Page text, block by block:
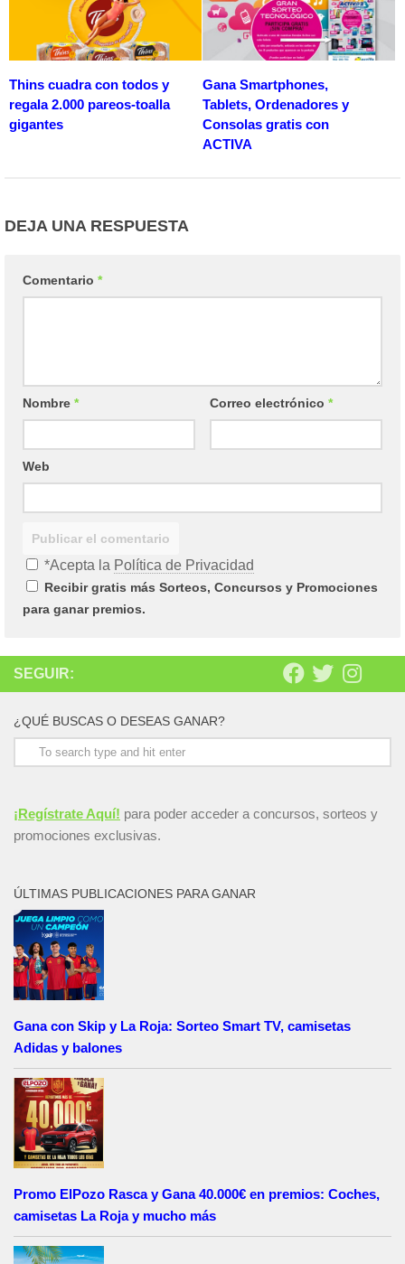
Thins cuadra con todos y
regala 2.000 pareos-toalla
gigantes
Gana Smartphones,
Tablets, Ordenadores y
Consolas gratis con
ACTIVA
DEJA UNA RESPUESTA
Comentario *
Nombre * Correo electrónico *
Web
*Acepta la Política de Privacidad
Recibir gratis más Sorteos, Concursos y Promociones
para ganar premios.
SEGUIR:
¿QUÉ BUSCAS O DESEAS GANAR?
¡Regístrate Aquí! para poder acceder a concursos, sorteos y
promociones exclusivas.
ÚLTIMAS PUBLICACIONES PARA GANAR
Gana con Skip y La Roja: Sorteo Smart TV, camisetas
Adidas y balones
Promo ElPozo Rasca y Gana 40.000€ en premios: Coches,
camisetas La Roja y mucho más